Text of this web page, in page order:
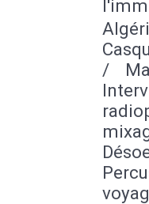
/